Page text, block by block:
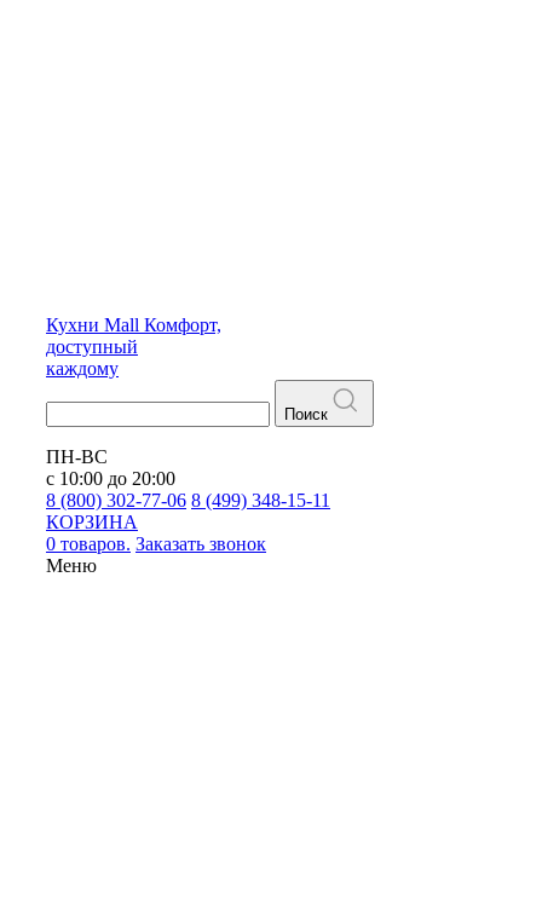
Кухни Mall Комфорт,
доступный
каждому
Поиск
ПН-ВС
с 10:00 до 20:00
8 (800) 302-77-06 8 (499) 348-15-11
КОРЗИНА
0 товаров. Заказать звонок
Меню